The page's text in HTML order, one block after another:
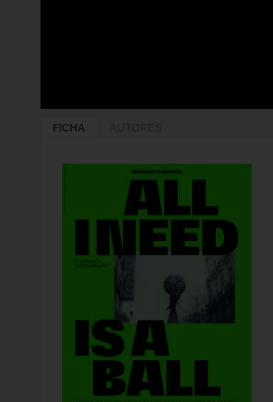
FICHA